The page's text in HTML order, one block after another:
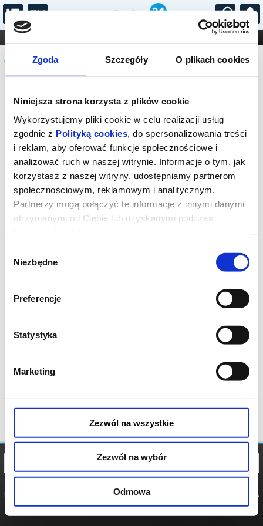
Zgoda Szczegóły O plikach cookies
Niniejsza strona korzysta z plików cookie
Wykorzystujemy pliki cookie w celu realizacji usług
zgodnie z Polityką cookies, do spersonalizowania treści
i reklam, aby oferować funkcje społecznościowe i
analizować ruch w naszej witrynie. Informacje o tym, jak
korzystasz z naszej witryny, udostępniamy partnerom
społecznościowym, reklamowym i analitycznym.
Partnerzy mogą połączyć te informacje z innymi danymi
otrzymanymi od Ciebie lub uzyskanymi podczas
zgody
Niezbędne
Preferencje
Statystyka
Marketing
Zezwól na wszystkie
Zezwól na wybór
Odmowa
...
FILHARMONIA OPERA I BALET
STAND-UP
DLA DZIECI
Komunikat
Sprzedaż biletów on-line na wydarzenie
została zakończona.
POLITYKA
POLITYKA